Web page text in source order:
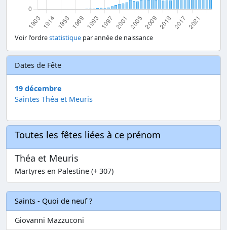
Voir l'ordrestatistique par année de naissance
Dates de Fête
19 décembre
Saintes Théa et Meuris
Toutes les fêtes liées à ce prénom
Théa et Meuris
Martyres en Palestine (+ 307)
Saints - Quoi de neuf ?
Giovanni Mazzuconi